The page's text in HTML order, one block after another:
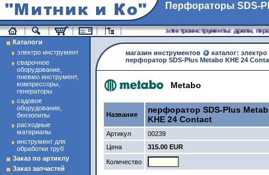
Перфораторы SDS-
электроинструменты: дрели,
магазин инструменты
магазин инструментов
каталог:
перфоратор SDS-Plus Metabo KHE 24
Metabo
Название
перфоратор SDS-Plus
KHE 24 Contact
Артикул
00239
Цена
315.00 EUR
Количество
Каталоги
электро инструмент
сварочное
оборудование,
пневмо инструмент,
компрессоры,
генераторы
садовое
оборудование,
бензопилы
расходные
материалы
инструмент для
обработки труб
Заказ по артиклу
Заказ запчастей